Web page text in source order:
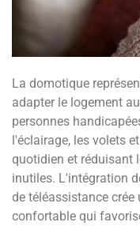
La domotique
adapter le logement
personnes
l'éclairage, les volets
quotidien et réduisant
inutiles. L'intégration
de téléassistance
confortable qui